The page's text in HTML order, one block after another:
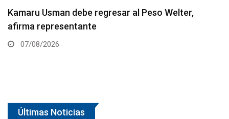
Resultados de los pesajes del UFC Vegas 120:
Gamrot hace peso para pelea con Salkilld
07/08/2026
Últimas Noticias